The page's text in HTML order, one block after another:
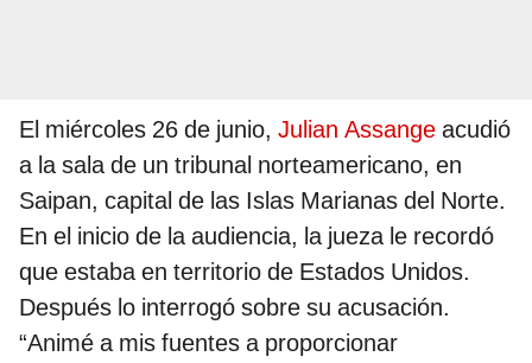
El miércoles 26 de junio, Julian Assange acudió
a la sala de un tribunal norteamericano, en
Saipan, capital de las Islas Marianas del Norte.
En el inicio de la audiencia, la jueza le recordó
que estaba en territorio de Estados Unidos.
Después lo interrogó sobre su acusación.
“Animé a mis fuentes a proporcionar